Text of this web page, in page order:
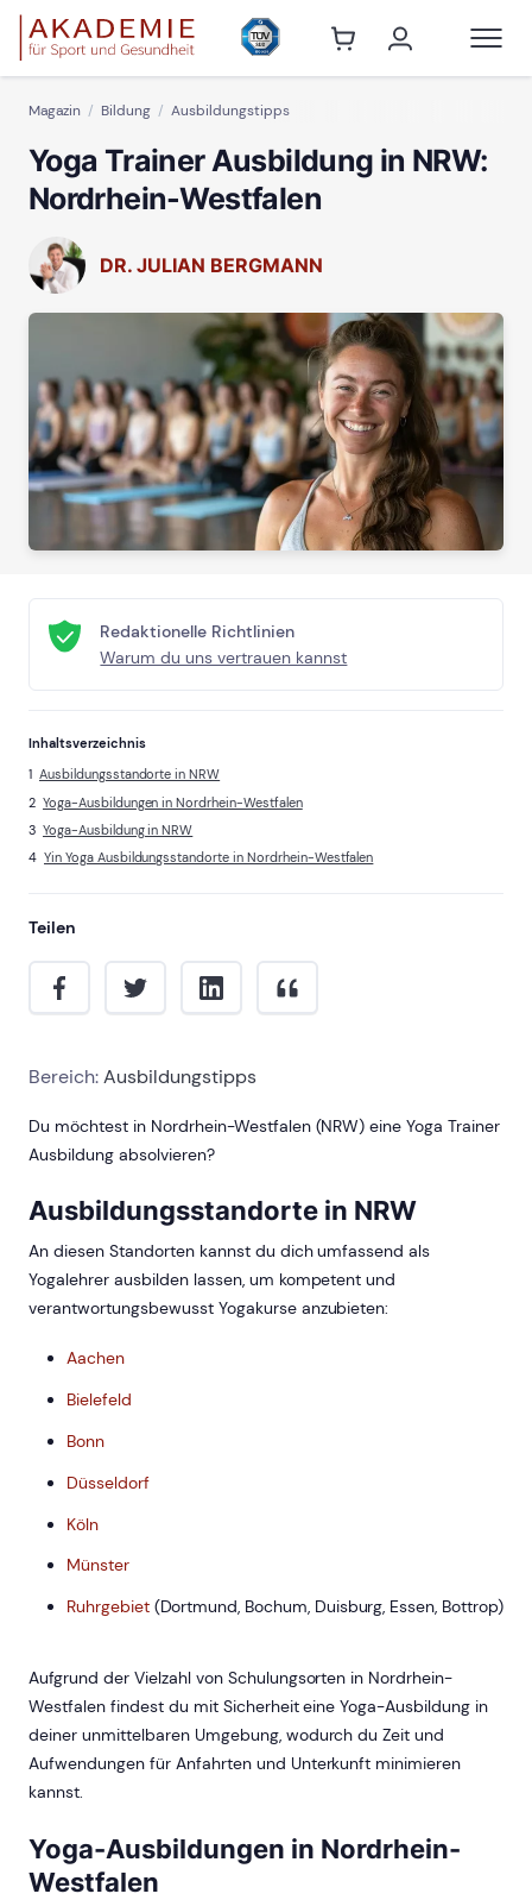
Magazin Bildung Ausbildungstipps
Yoga Trainer Ausbildung in NRW:
Nordrhein-Westfalen
DR. JULIAN BERGMANN
Redaktionelle Richtlinien
Warum du uns vertrauen kannst
Inhaltsverzeichnis
Ausbildungsstandorte in NRW
Yoga-Ausbildungen in Nordrhein-Westfalen
Yoga-Ausbildung in NRW
Yin Yoga Ausbildungsstandorte in Nordrhein-Westfalen
Teilen
Bereich:Ausbildungstipps
Du möchtest in Nordrhein-Westfalen (NRW) eine Yoga Trainer
Ausbildung absolvieren?
Ausbildungsstandorte in NRW
An diesen Standorten kannst du dich umfassend als
Yogalehrer ausbilden lassen, um kompetent und
verantwortungsbewusst Yogakurse anzubieten:
Aachen
Bielefeld
Bonn
Düsseldorf
Köln
Münster
Ruhrgebiet (Dortmund, Bochum, Duisburg, Essen, Bottrop)
Aufgrund der Vielzahl von Schulungsorten in Nordrhein-
Westfalen findest du mit Sicherheit eine Yoga-Ausbildung in
deiner unmittelbaren Umgebung, wodurch du Zeit und
Aufwendungen für Anfahrten und Unterkunft minimieren
kannst.
Yoga-Ausbildungen in Nordrhein-
Westfalen